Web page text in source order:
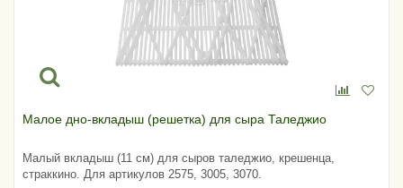
Малое дно-вкладыш (решетка) для сыра Таледжио
Малый вкладыш (11 см) для сыров таледжио, крешенца,
страккино. Для артикулов 2575, 3005, 3070.